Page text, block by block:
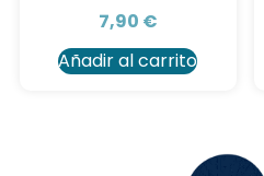
7,90 €
Añadir al carrito